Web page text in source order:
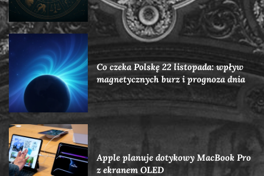
Co czeka Polskę 22 listopada: wpływ
magnetycznych burz i prognoza dnia
Apple planuje dotykowy MacBook Pro
z ekranem OLED